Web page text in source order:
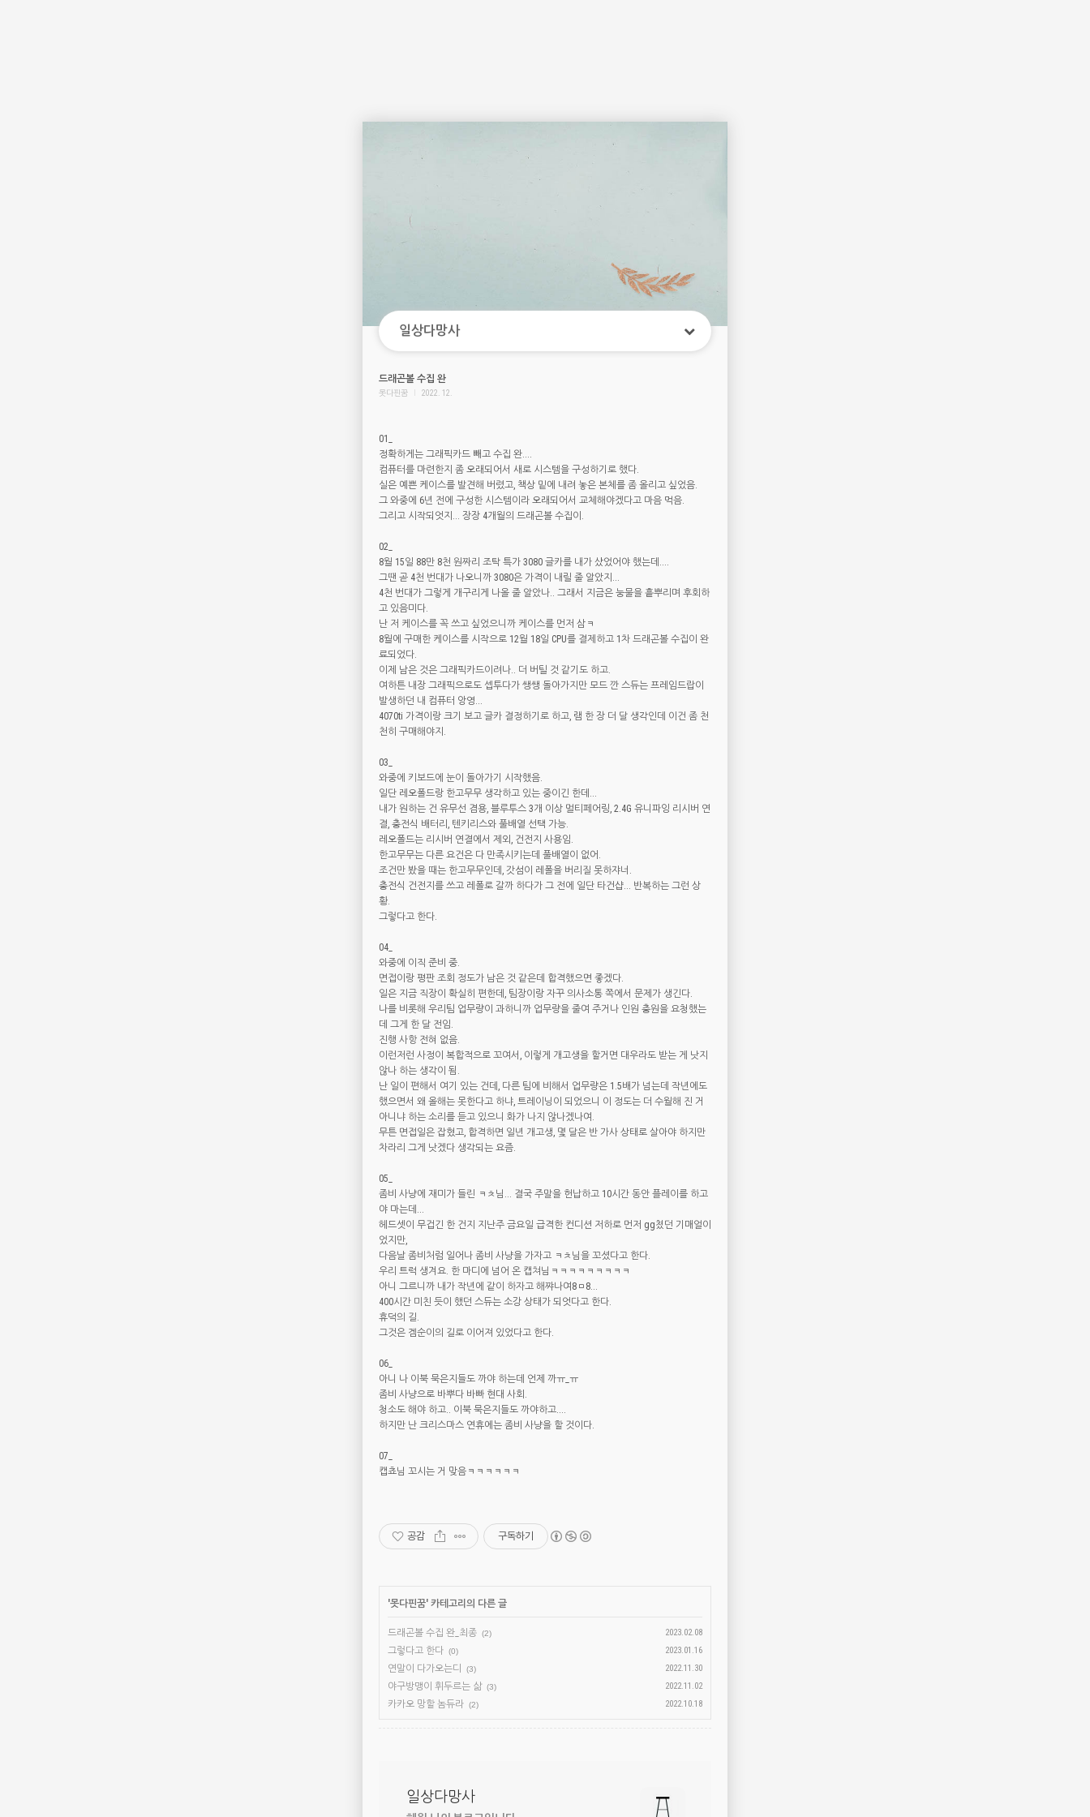
일상다망사
드래곤볼 수집 완
못다핀꿈 2022. 12.
01_
정확하게는 그래픽카드 빼고 수집 완....
컴퓨터를 마련한지 좀 오래되어서 새로 시스템을 구성하기로 했다.
실은 예쁜 케이스를 발견해 버렸고, 책상 밑에 내려 놓은 본체를 좀 올리고 싶었음.
그 와중에 6년 전에 구성한 시스템이라 오래되어서 교체해야겠다고 마음 먹음.
그리고 시작되엇지... 장장 4개월의 드래곤볼 수집이.
02_
8월 15일 88만 8천 원짜리 조탁 특가 3080 글카를 내가 샀었어야 했는데....
그땐 곧 4천 번대가 나오니까 3080은 가격이 내릴 줄 알았지...
4천 번대가 그렇게 개구리게 나올 줄 알았나.. 그래서 지금은 눙물을 흩뿌리며 후회하
고 있음미다.
난 저 케이스를 꼭 쓰고 싶었으니까 케이스를 먼저 삼ㅋ
8월에 구매한 케이스를 시작으로 12월 18일 CPU를 결제하고 1차 드래곤볼 수집이 완
료되었다.
이제 남은 것은 그래픽카드이려나.. 더 버틸 것 같기도 하고.
여하튼 내장 그래픽으로도 셉투다가 쌩쌩 돌아가지만 모드 깐 스듀는 프레임드랍이
발생하던 내 컴퓨터 앙영...
4070ti 가격이랑 크기 보고 글카 결정하기로 하고, 램 한 장 더 달 생각인데 이건 좀 천
천히 구매해야지.
03_
와중에 키보드에 눈이 돌아가기 시작했음.
일단 레오폴드랑 한고무무 생각하고 있는 중이긴 한데...
내가 원하는 건 유무선 겸용, 블루투스 3개 이상 멀티페어링, 2.4G 유니파잉 리시버 연
결, 충전식 배터리, 텐키리스와 풀배열 선택 가능.
레오폴드는 리시버 연결에서 제외, 건전지 사용임.
한고무무는 다른 요건은 다 만족시키는데 풀배열이 없어.
조건만 봤을 때는 한고무무인데, 갓섬이 레폴을 버리질 못하쟈너.
충전식 건전지를 쓰고 레폴로 갈까 하다가 그 전에 일단 타건샵... 반복하는 그런 상
황.
그렇다고 한다.
04_
와중에 이직 준비 중.
면접이랑 평판 조회 정도가 남은 것 같은데 합격했으면 좋겠다.
일은 지금 직장이 확실히 편한데, 팀장이랑 자꾸 의사소통 쪽에서 문제가 생긴다.
나를 비롯해 우리팀 업무량이 과하니까 업무량을 줄여 주거나 인원 충원을 요청했는
데 그게 한 달 전임.
진행 사항 전혀 없음.
이런저런 사정이 복합적으로 꼬여서, 이렇게 개고생을 할거면 대우라도 받는 게 낫지
않나 하는 생각이 됨.
난 일이 편해서 여기 있는 건데, 다른 팀에 비해서 업무량은 1.5배가 넘는데 작년에도
했으면서 왜 올해는 못한다고 하냐, 트레이닝이 되었으니 이 정도는 더 수월해 진 거
아니냐 하는 소리를 듣고 있으니 화가 나지 않나겠나여.
무튼 면접일은 잡혔고, 합격하면 일년 개고생, 몇 달은 반 가사 상태로 살아야 하지만
차라리 그게 낫겠다 생각되는 요즘.
05_
좀비 사냥에 재미가 들린 ㅋㅊ님... 결국 주말을 헌납하고 10시간 동안 플레이를 하고
야 마는데...
헤드셋이 무겁긴 한 건지 지난주 금요일 급격한 컨디션 저하로 먼저 gg쳤던 기매얼이
었지만,
다음날 좀비처럼 일어나 좀비 사냥을 가자고 ㅋㅊ님을 꼬셨다고 한다.
우리 트럭 생겨요. 한 마디에 넘어 온 캡쳐님ㅋㅋㅋㅋㅋㅋㅋㅋㅋ
아니 그르니까 내가 작년에 같이 하자고 해쨔나여8ㅁ8...
400시간 미친 듯이 했던 스듀는 소강 상태가 되엇다고 한다.
휴덕의 길.
그것은 겜순이의 길로 이어져 있었다고 한다.
06_
아니 나 이북 묵은지들도 까야 하는데 언제 까ㅠ_ㅠ
좀비 사냥으로 바뿌다 바빠 현대 사회.
청소도 해야 하고.. 이북 묵은지들도 까야하고....
하지만 난 크리스마스 연휴에는 좀비 사냥을 할 것이다.
07_
캡쵸님 꼬시는 거 맞음ㅋㅋㅋㅋㅋㅋ
공감 구독하기
'못다핀꿈' 카테고리의 다른 글
드래곤볼 수집 완_최종 (2) 2023.02.08
그렇다고 한다 (0) 2023.01.16
연말이 다가오는디 (3) 2022.11.30
야구방맹이 휘두르는 삶 (3) 2022.11.02
카카오 망할 놈듀라 (2) 2022.10.18
일상다망사